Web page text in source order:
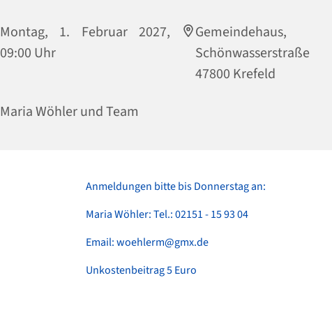
Montag, 1. Februar 2027,
09:00 Uhr
Gemeindehaus,
47800 Krefeld
Maria Wöhler und Team
Anmeldungen bitte bis Donnerstag an:
Maria Wöhler: Tel.: 02151 - 15 93 04
Email: woehlerm@gmx.de
Unkostenbeitrag 5 Euro